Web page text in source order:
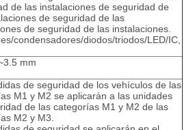
de las instalaciones de seguridad de
de seguridad de las
de seguridad de las instalaciones.
condensadores/diodos/triodos/LED/IC,
mm
de seguridad de los vehículos de las
M1 y M2 se aplicarán a las unidades
de las categorías M1 y M2 de las
M2 y M3.